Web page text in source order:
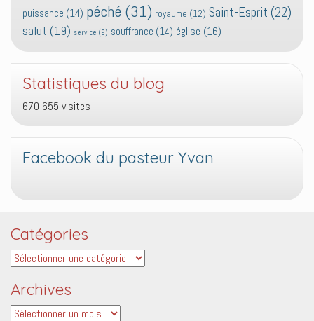
puissance (14) péché (31) royaume (12) Saint-Esprit (22)
salut (19) service (9) souffrance (14) église (16)
Statistiques du blog
670 655 visites
Facebook du pasteur Yvan
Catégories
Catégories
Archives
Archives